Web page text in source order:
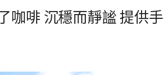
咖啡 沉穩而靜謐 提供手